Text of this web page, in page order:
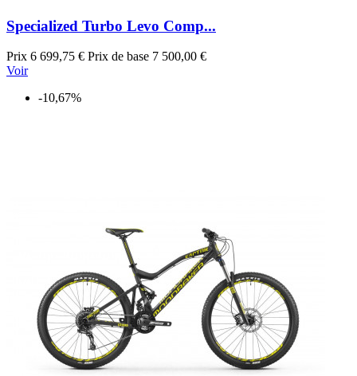
Specialized Turbo Levo Comp...
Prix 6 699,75 € Prix de base 7 500,00 €
Voir
-10,67%